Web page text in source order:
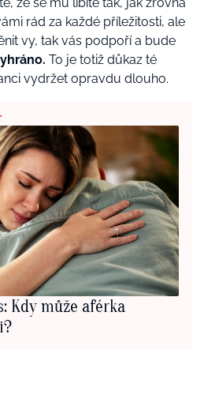
rád za každé příležitosti, ale
vy, tak vás podpoří a bude
To je totiž důkaz té
vydržet opravdu dlouho.
Kdy může aférka